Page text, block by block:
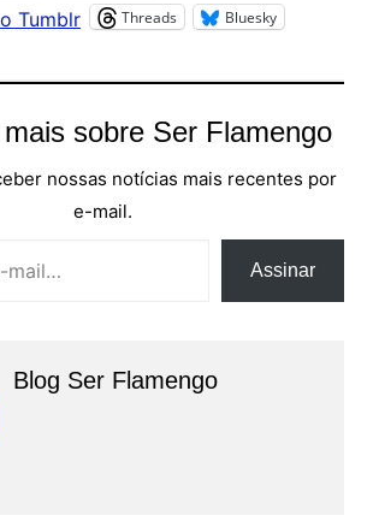
Tumblr Threads Bluesky
sobre Ser Flamengo
nossas notícias mais recentes por
e-mail.
Assinar
Blog Ser Flamengo